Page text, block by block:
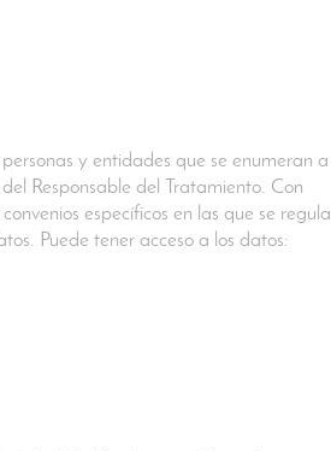
y entidades que se enumeran a
Responsable del Tratamiento. Con
específicos en las que se regula
Puede tener acceso a los datos: